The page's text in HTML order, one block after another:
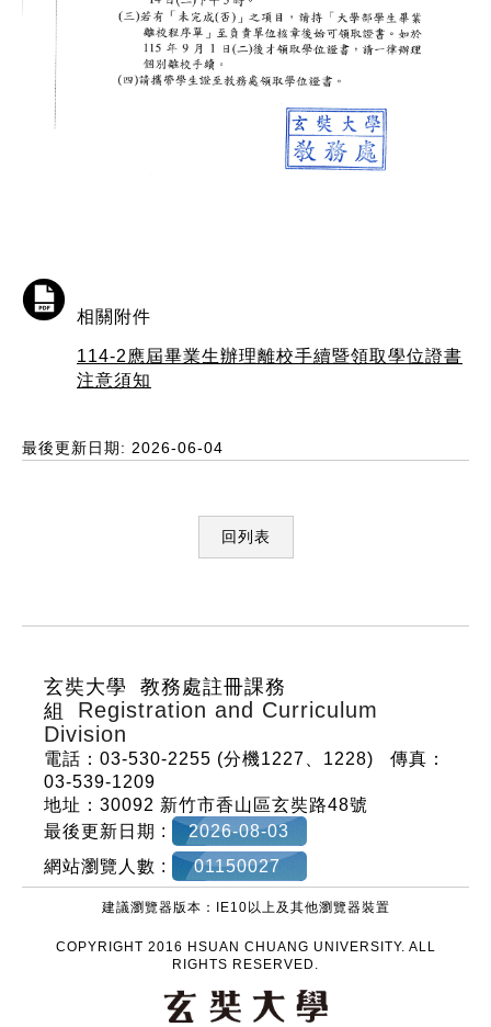
相關附件
114-2應屆畢業生辦理離校手續暨領取學位證書
注意須知
最後更新日期: 2026-06-04
回列表
玄奘大學 教務處註冊課務
組 Registration and Curriculum
Division
電話：03-530-2255 (分機1227、1228) 傳真：
03-539-1209
地址：30092 新竹市香山區玄奘路48號
最後更新日期 :
2026-08-03
網站瀏覽人數 :
01150027
建議瀏覽器版本：IE10以上及其他瀏覽器裝置
COPYRIGHT 2016 HSUAN CHUANG UNIVERSITY. ALL
RIGHTS RESERVED.